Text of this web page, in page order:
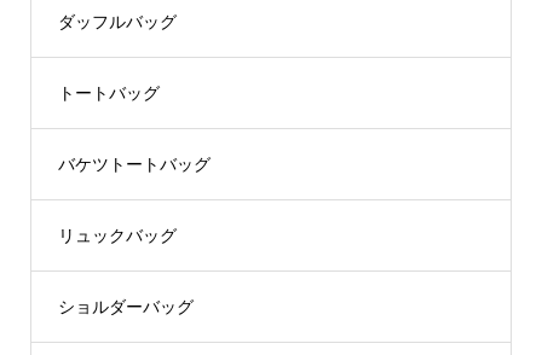
ダッフルバッグ
トートバッグ
バケツトートバッグ
リュックバッグ
ショルダーバッグ